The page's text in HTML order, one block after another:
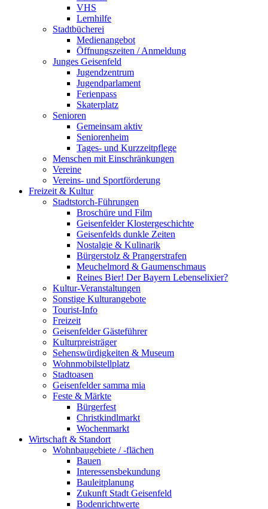
VHS
Lernhilfe
Stadtbücherei
Medienangebot
Öffnungszeiten / Anmeldung
Junges Geisenfeld
Jugendzentrum
Jugendparlament
Ferienpass
Skaterplatz
Senioren
Gemeinsam aktiv
Seniorenheim
Tages- und Kurzzeitpflege
Menschen mit Einschränkungen
Vereine
Vereins- und Sportförderung
Freizeit & Kultur
Stadtstorch-Führungen
Broschüre und Film
Geisenfelder Klostergeschichte
Geisenfelds dunkle Zeiten
Nostalgie & Kulinarik
Bürgerstolz & Prangerstrafen
Meuchelmord & Gaumenschmaus
Reines Bier! Der Bayern Lebenselixier?
Kultur-Veranstaltungen
Sonstige Kulturangebote
Tourist-Info
Freizeit
Geisenfelder Gästeführer
Kulturpreisträger
Sehenswürdigkeiten & Museum
Wohnmobilstellplatz
Stadtoasen
Geisenfelder samma mia
Feste & Märkte
Bürgerfest
Christkindlmarkt
Wochenmarkt
Wirtschaft & Standort
Wohnbaugebiete / -flächen
Bauen
Interessensbekundung
Bauleitplanung
Zukunft Stadt Geisenfeld
Bodenrichtwerte